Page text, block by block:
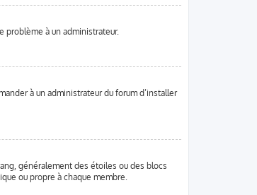
problème à un administrateur.
à un administrateur du forum d’installer
généralement des étoiles ou des blocs
ou propre à chaque membre.